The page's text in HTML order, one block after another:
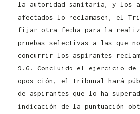
la autoridad sanitaria, y los
afectados lo reclamasen, el
fijar otra fecha para la
pruebas selectivas a las que
concurrir los aspirantes
9.6. Concluido el ejercicio de
oposición, el Tribunal hará
de aspirantes que lo ha
indicación de la puntuación